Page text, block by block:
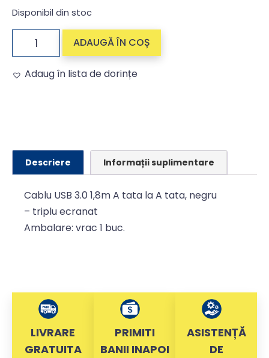
Disponibil din stoc
ADAUGĂ ÎN COȘ
Adaug în lista de dorințe
Descriere Informații suplimentare
Cablu USB 3.0 1,8m A tata la A tata, negru
– triplu ecranat
Ambalare: vrac 1 buc.
LIVRARE
GRATUITA
PRIMITI
BANII INAPOI
ASISTENȚĂ
DE